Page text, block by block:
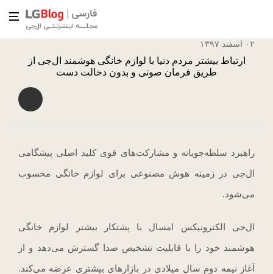
۰۲ اسفند ۱۳۹۷
ارتباط بیشتر مردم دنیا با لوازم خانگی هوشمند ال‌جی از
طریق فرمان صوتی و بدون دخالت دست
راهبرد سلطه‌جویانه و مشارکت‌های قوی کلید اصلی پیشگامی
ال‌جی در زمینه هوش مصنوعی برای لوازم خانگی محسوب
می‌شود.
ال‌جی الکترونیکس امسال با پشتکار بیشتر لوازم خانگی
هوشمند خود را با قابلیت تشخیص صدا گسترش می‌دهد و از
آغاز نیمه دوم سال میلادی در بازارهای بیشتری عرضه می‌کند.